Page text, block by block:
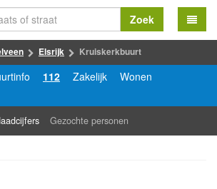
Zoek
Elsrijk Kruiskerkbuurt
112 Zakelijk
Wonen
Gezochte personen